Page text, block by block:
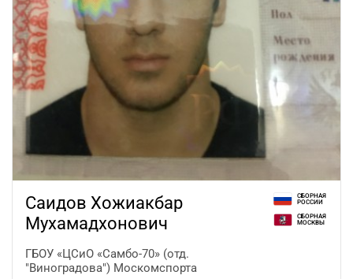
Саидов Хожиакбар
Мухамадхонович
ГБОУ «ЦСиО «Самбо-70» (отд.
"Виноградова") Москомспорта
СБОРНАЯ
РОССИИ
СБОРНАЯ
МОСКВЫ